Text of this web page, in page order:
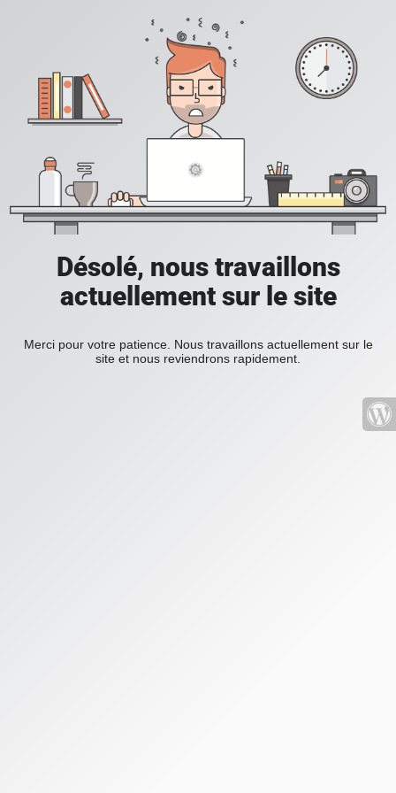
Désolé, nous travaillons
actuellement sur le site
Merci pour votre patience. Nous travaillons actuellement sur le
site et nous reviendrons rapidement.